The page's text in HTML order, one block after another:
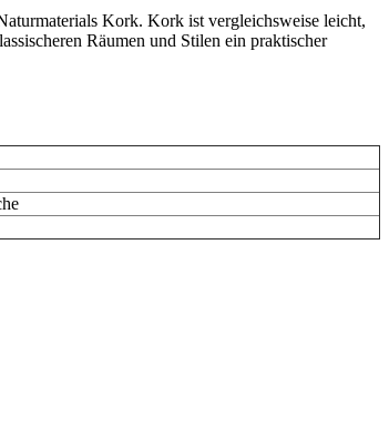
Kork. Kork ist vergleichsweise leicht,
Räumen und Stilen ein praktischer